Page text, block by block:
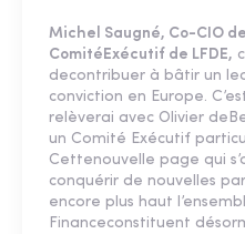
Michel Saugné, Co-CIO
ComitéExécutif de LFDE,
decontribuer à bâtir un
conviction en Europe.
relèverai avec Olivier
un Comité Exécutif
Cettenouvelle page qui
conquérir de nouvelles
encore plus haut